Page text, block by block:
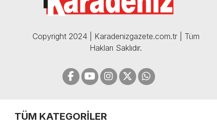
Copyright 2024 | Karadenizgazete.com.tr | Tüm
Hakları Saklıdır.
TÜM KATEGORİLER